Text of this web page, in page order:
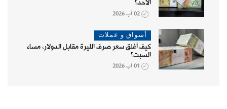
الأحد؟
02 آب 2026
أسواق و عملات
كيف أغلق سعر صرف الليرة مقابل الدولار، مساء
السبت؟
01 آب 2026